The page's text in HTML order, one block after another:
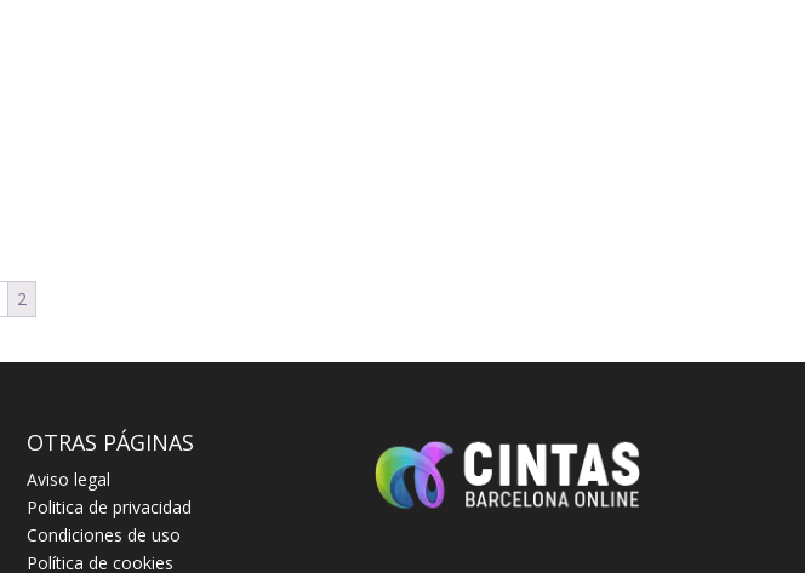
2
OTRAS PÁGINAS
Aviso legal
Politica de privacidad
Condiciones de uso
Política de cookies